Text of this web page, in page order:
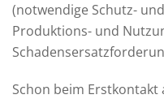
(notwendige Schutz-
Produktions- und
Schon beim